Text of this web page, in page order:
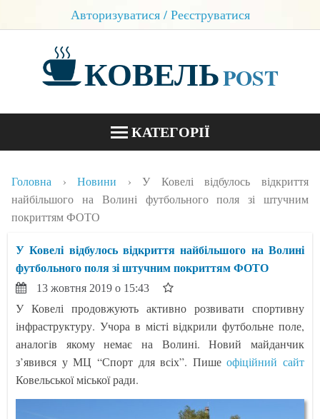
Авторизуватися / Реєструватися
КОВЕЛЬPOST
КАТЕГОРІЇ
БЛОГИ
Головна Новини
У Ковелі відбулось відкриття
найбільшого на Волині футбольного поля зі штучним
покриттям ФОТО
У Ковелі відбулось відкриття найбільшого на Волині
футбольного поля зі штучним покриттям ФОТО
13 жовтня 2019 о 15:43
У Ковелі продовжують активно розвивати спортивну
інфраструктуру. Учора в місті відкрили футбольне поле,
аналогів якому немає на Волині. Новий майданчик
з’явився у МЦ “Спорт для всіх”. Пишеофіційний сайт
Ковельської міської ради.